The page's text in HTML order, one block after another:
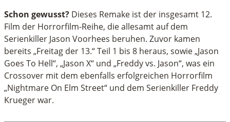
Schon gewusst? Dieses Remake ist der insgesamt 12.
Film der Horrorfilm-Reihe, die allesamt auf dem
Serienkiller Jason Voorhees beruhen. Zuvor kamen
bereits „Freitag der 13.“ Teil 1 bis 8 heraus, sowie „Jason
Goes To Hell“, „Jason X“ und „Freddy vs. Jason“, was ein
Crossover mit dem ebenfalls erfolgreichen Horrorfilm
„Nightmare On Elm Street“ und dem Serienkiller Freddy
Krueger war.